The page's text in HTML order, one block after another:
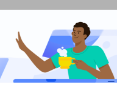
proxies residenciais,
aleatoriamente.
$0/Dia